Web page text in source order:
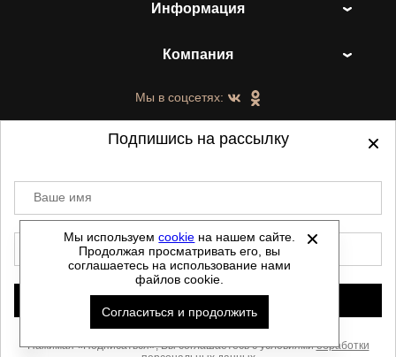
Информация
Компания
Мы в соцсетях:
©2021-2026 - ShoesTown.ru - все права
защищены.
Данный сайт не является интернет магазином и
не является публичной офертой.
Политика обработки персональных данных
Автоматизировано -
Скачать прайс
Мы используемcookie на нашем сайте.
Продолжая просматривать его, вы
соглашаетесь на использование нами
файлов cookie.
Согласиться и продолжить
Подпишись на рассылку
Ваше имя
Нажимая «Подписаться», Вы соглашаетесь с условиямиобработки